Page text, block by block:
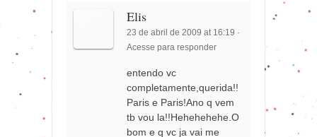
Elis
23 de abril de 2009 at 16:19 ·
Acesse para responder
entendo vc
completamente,querida!!
Paris e Paris!Ano q vem
tb vou la!!Hehehehehe.O
bom e q vc ja vai me